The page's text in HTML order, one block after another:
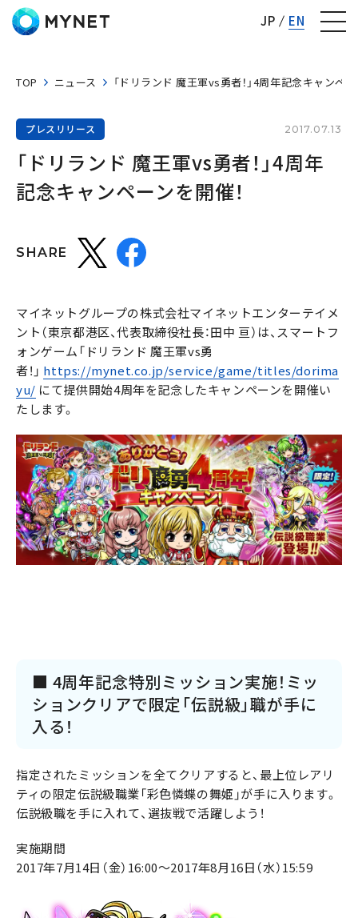
JP EN
TOP ニュース 「ドリランド 魔王軍vs勇者！」4周年記念キャンペー
プレスリリース 2017.07.13
「ドリランド 魔王軍vs勇者！」4周年
記念キャンペーンを開催！
SHARE
マイネットグループの株式会社マイネットエンターテイメ
ント（東京都港区、代表取締役社長：田中 亘）は、スマートフ
ォンゲーム「ドリランド 魔王軍vs勇
者！」 https://mynet.co.jp/service/game/titles/dorima
yu/ にて提供開始4周年を記念したキャンペーンを開催い
たします。
■ 4周年記念特別ミッション実施！ミッ
ションクリアで限定「伝説級」職が手に
入る！
指定されたミッションを全てクリアすると、最上位レアリ
ティの限定伝説級職業「彩色憐蝶の舞姫」が手に入ります。
伝説級職を手に入れて、選抜戦で活躍しよう！
実施期間
2017年7月14日（金）16:00～2017年8月16日（水）15:59